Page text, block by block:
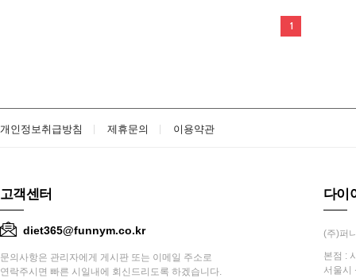
1
개인정보취급방침 제휴문의 이용약관
고객센터
diet365@funnym.co.kr
문의사항은 관리자에게 게시판 또는 이메일 주소로
연락주시면 빠른 시일내에 회신드리도록 하겠습니다.
다이
(주)퍼
본점 :
서울시